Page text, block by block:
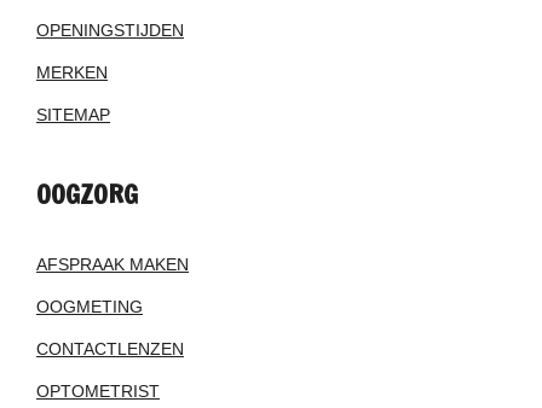
OPENINGSTIJDEN
MERKEN
SITEMAP
OOGZORG
AFSPRAAK MAKEN
OOGMETING
CONTACTLENZEN
OPTOMETRIST